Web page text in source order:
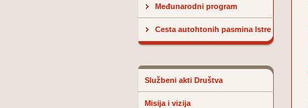
Međunarodni program
Cesta autohtonih pasmina Istre
Službeni akti Društva
Misija i vizija